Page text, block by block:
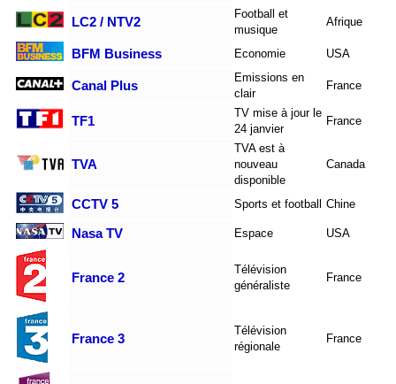
LC2 / NTV2
Football et
musique
Afrique
BFM Business Economie USA
Canal Plus
Emissions en
clair
France
TF1
TV mise à jour le
24 janvier
France
TVA
TVA est à
nouveau
disponible
Canada
CCTV 5 Sports et football Chine
Nasa TV Espace USA
France 2
Télévision
généraliste
France
France 3
Télévision
régionale
France